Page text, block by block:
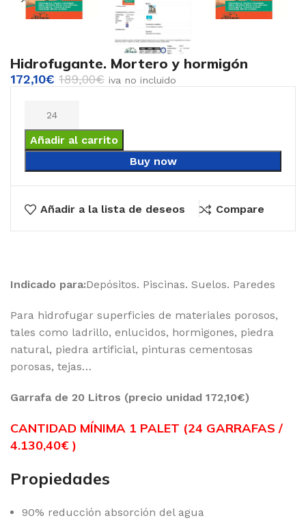
Hidrofugante. Mortero y hormigón
172,10€ 189,00€ iva no incluido
Añadir al carrito
Buy now
Añadir a la lista de deseos Compare
Indicado para:Depósitos. Piscinas. Suelos. Paredes
Para hidrofugar superficies de materiales porosos,
tales como ladrillo, enlucidos, hormigones, piedra
natural, piedra artificial, pinturas cementosas
porosas, tejas…
Garrafa de 20 Litros (precio unidad 172,10€)
CANTIDAD MÍNIMA 1 PALET (24 GARRAFAS /
4.130,40€ )
Propiedades
90% reducción absorción del agua